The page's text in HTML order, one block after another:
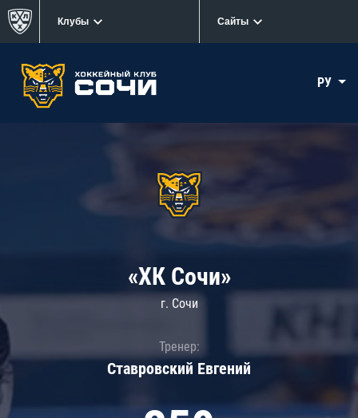
Клубы Сайты
РУ
«ХК Сочи»
г. Сочи
Тренер:
Ставровский Евгений